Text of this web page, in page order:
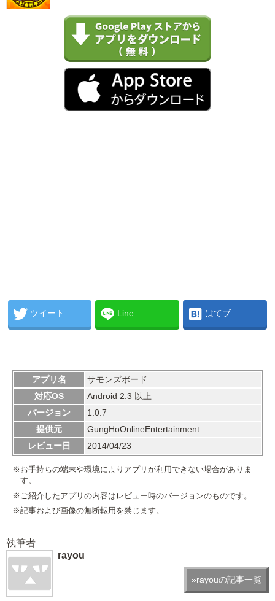
ツイート Line はてブ
アプリ名
サモンズボード
対応OS
Android 2.3 以上
バージョン
1.0.7
提供元
GungHoOnlineEntertainment
レビュー日
2014/04/23
※お手持ちの端末や環境によりアプリが利用できない場合がありま
す。
※ご紹介したアプリの内容はレビュー時のバージョンのものです。
※記事および画像の無断転用を禁じます。
執筆者
rayou
»rayouの記事一覧